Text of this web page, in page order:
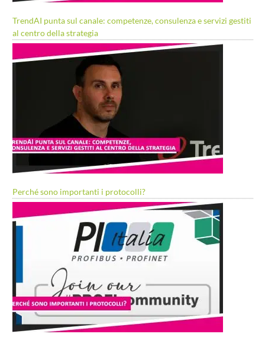
TrendAI punta sul canale: competenze, consulenza e servizi gestiti
al centro della strategia
Perché sono importanti i protocolli?